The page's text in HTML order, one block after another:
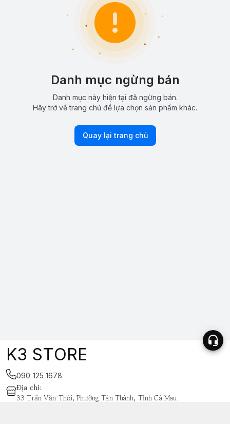
Danh mục ngừng bán
Danh mục này hiện tại đã ngừng bán.
Hãy trở về trang chủ để lựa chọn sản phẩm khác.
Quay lại trang chủ
K3 STORE
090 125 1678
Địa chỉ:
33 Trần Văn Thời, Phường Tân Thành, Tỉnh Cà Mau